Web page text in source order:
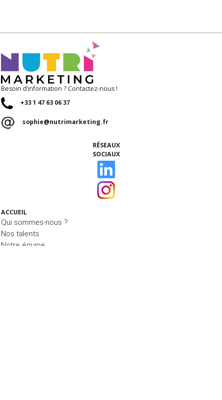
Besoin d’information ? Contactez-nous !
+33 1 47 63 06 37
sophie@nutrimarketing.fr
RÉSEAUX
SOCIAUX
ACCUEIL
Qui sommes-nous ?
Nos talents
Notre équipe